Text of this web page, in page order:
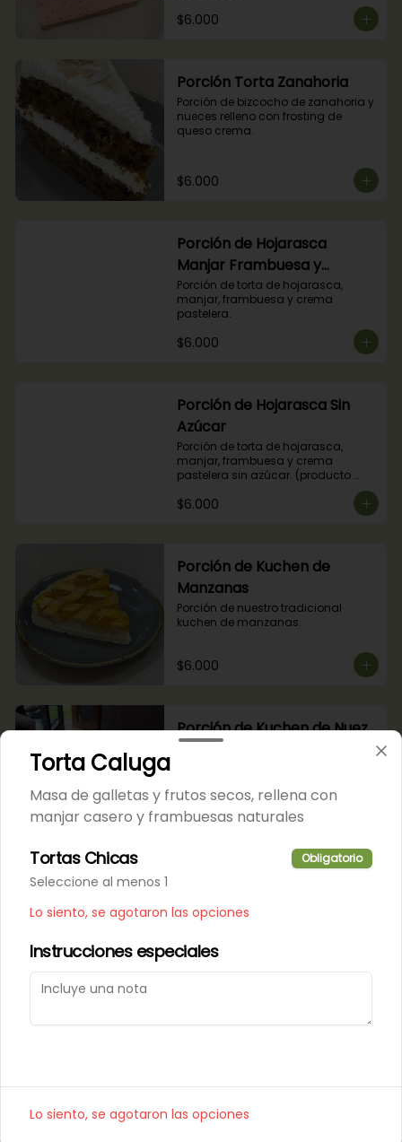
$6.000
Porción Torta Zanahoria
Porción de bizcocho de zanahoria y
nueces relleno con frosting de
queso crema.
$6.000
Porción de Hojarasca
Manjar Frambuesa y
Crema Pastelera
Porción de torta de hojarasca,
manjar, frambuesa y crema
pastelera.
$6.000
Porción de Hojarasca Sin
Azúcar
Porción de torta de hojarasca,
manjar, frambuesa y crema
pastelera sin azúcar. (producto
$6.000
Porción de Kuchen de
Manzanas
Porción de nuestro tradicional
kuchen de manzanas.
$6.000
Porción de Kuchen de Nuez
$6.000
Pompadour
manjar, plátano y crema de
vainilla.
Alfajores
Torta Caluga
Masa de galletas y frutos secos, rellena con
manjar casero y frambuesas naturales
Tortas Chicas Obligatorio
Seleccione al menos 1
Lo siento, se agotaron las opciones
Instrucciones especiales
Lo siento, se agotaron las opciones